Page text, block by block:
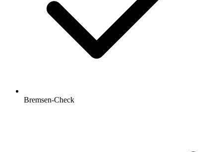
Bremsen-Check